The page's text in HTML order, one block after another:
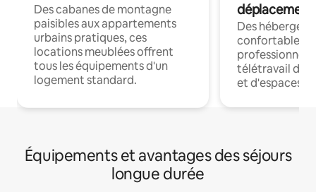
Des cabanes de montagne
paisibles aux appartements
urbains pratiques, ces
locations meublées offrent
tous les équipements d'un
logement standard.
déplacement
Des
confortables
professionnels
télétravail
et d'espaces
Équipements et avantages des séjours
longue durée